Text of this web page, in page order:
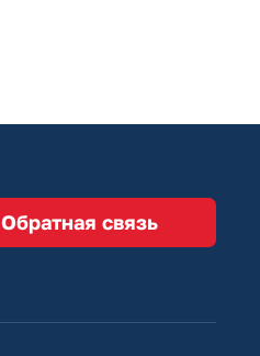
Обратная связь